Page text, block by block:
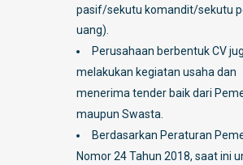
pasif/sekutu komandit/sekutu
uang).
Perusahaan berbentuk CV
melakukan kegiatan usaha dan
menerima tender baik dari
maupun Swasta.
Berdasarkan Peraturan
Nomor 24 Tahun 2018, saat ini